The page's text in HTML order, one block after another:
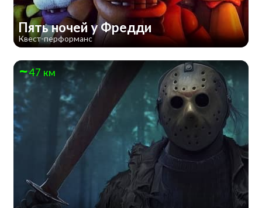
Пять ночей у Фредди
Квест-перформанс
47 км